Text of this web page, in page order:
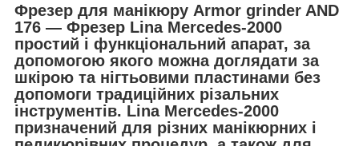
Фрезер для манікюру Armor grinder AND
176 — Фрезер Lina Mercedes-2000
простий і функціональний апарат, за
допомогою якого можна доглядати за
шкірою та нігтьовими пластинами без
допомоги традиційних різальних
інструментів. Lina Mercedes-2000
призначений для різних манікюрних і